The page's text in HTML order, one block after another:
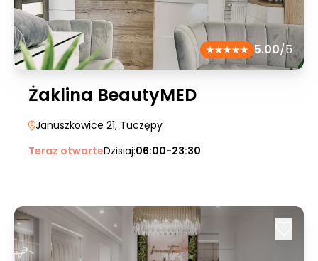
5.00/5
Żaklina BeautyMED
Januszkowice 21, Tuczępy
Teraz otwarteDzisiaj:06:00-23:30